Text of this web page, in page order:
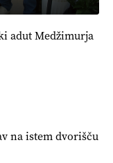
adut Medžimurja
na istem dvorišču